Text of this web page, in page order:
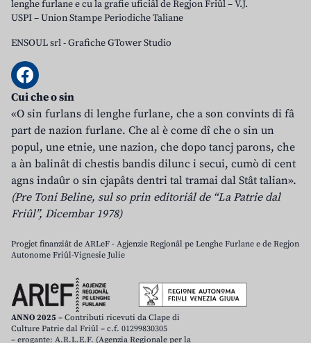
lenghe furlane e cu la grafie uficiâl de Regjon Friûl – V.J.
USPI – Union Stampe Periodiche Taliane
ENSOUL srl-Grafiche GTower Studio
Cui che o sin
«O sin furlans di lenghe furlane, che a son convints di fâ
part de nazion furlane. Che al è come dî che o sin un
popul, une etnie, une nazion, che dopo tancj parons, che
a àn balinât di chestis bandis dilunc i secui, cumò di cent
agns indaûr o sin cjapâts dentri tal tramai dal Stât talian».
(Pre Toni Beline, sul so prin editoriâl de “La Patrie dal
Friûl”, Dicembar 1978)
Progjet finanziât de ARLeF - Agjenzie Regjonâl pe Lenghe Furlane e de Regjon
Autonome Friûl-Vignesie Julie
ANNO 2025 – Contributi ricevuti da Clape di
Culture Patrie dal Friûl – c.f. 01299830305
– erogante: A.R.L.E.F. (Agenzia Regionale per la